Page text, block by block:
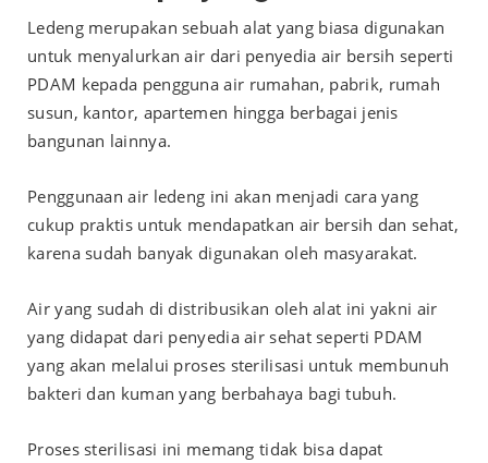
Ledeng merupakan sebuah alat yang biasa digunakan
untuk menyalurkan air dari penyedia air bersih seperti
PDAM kepada pengguna air rumahan, pabrik, rumah
susun, kantor, apartemen hingga berbagai jenis
bangunan lainnya.
Penggunaan air ledeng ini akan menjadi cara yang
cukup praktis untuk mendapatkan air bersih dan sehat,
karena sudah banyak digunakan oleh masyarakat.
Air yang sudah di distribusikan oleh alat ini yakni air
yang didapat dari penyedia air sehat seperti PDAM
yang akan melalui proses sterilisasi untuk membunuh
bakteri dan kuman yang berbahaya bagi tubuh.
Proses sterilisasi ini memang tidak bisa dapat